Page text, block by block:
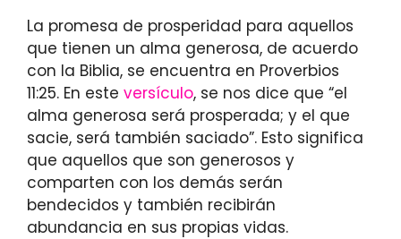
La promesa de prosperidad para aquellos
que tienen un alma generosa, de acuerdo
con la Biblia, se encuentra en Proverbios
11:25. En este versículo, se nos dice que “el
alma generosa será prosperada; y el que
sacie, será también saciado”. Esto significa
que aquellos que son generosos y
comparten con los demás serán
bendecidos y también recibirán
abundancia en sus propias vidas.